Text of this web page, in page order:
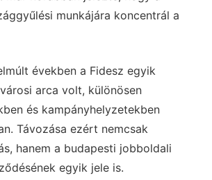
munkájára koncentrál a
években a Fidesz egyik
arca volt, különösen
és kampányhelyzetekben
Távozása ezért nemcsak
hanem a budapesti jobboldali
egyik jele is.